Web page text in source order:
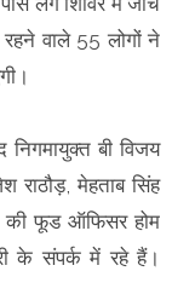
वाले 55 लोगों ने
निगमायुक्त बी विजय
राठौड़, मेहताब सिंह
की फूड ऑफिसर होम
के संपर्क में रहे हैं।